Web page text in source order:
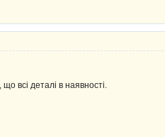
всі деталі в наявності.